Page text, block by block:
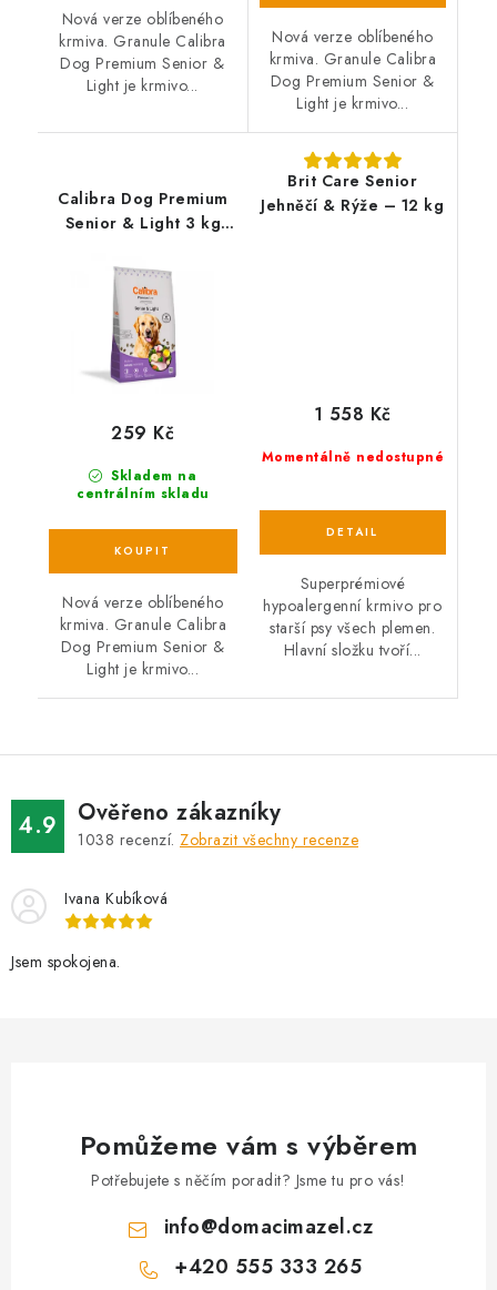
Nová verze oblíbeného
krmiva. Granule Calibra
Dog Premium Senior &
Light je krmivo...
Nová verze oblíbeného
krmiva. Granule Calibra
Dog Premium Senior &
Light je krmivo...
Calibra Dog Premium
Senior & Light 3 kg
Skladem na
centrálním skladu
259 Kč
Nová verze oblíbeného
krmiva. Granule Calibra
Dog Premium Senior &
Light je krmivo...
Brit Care Senior
Jehněčí & Rýže – 12 kg
Momentálně nedostupné
1 558 Kč
Superprémiové
hypoalergenní krmivo pro
starší psy všech plemen.
Hlavní složku tvoří...
4.9 Ověřeno zákazníky
1038 recenzí. Zobrazit všechny recenze
Ivana Kubíková
Jsem spokojena.
Pomůžeme vám s výběrem
Potřebujete s něčím poradit? Jsme tu pro vás!
info@domacimazel.cz
+420 555 333 265